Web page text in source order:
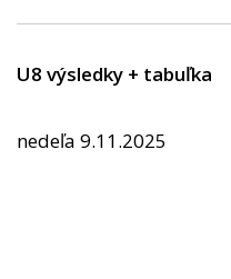
U8 výsledky + tabuľka
nedeľa 9.11.2025